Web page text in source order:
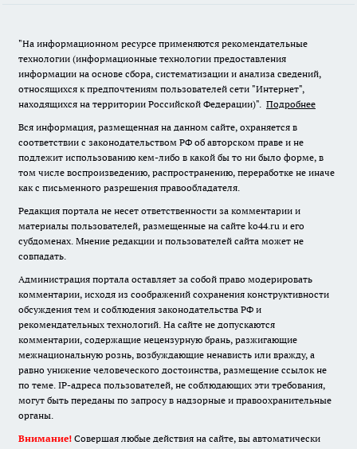
"На информационном ресурсе применяются рекомендательные
технологии (информационные технологии предоставления
информации на основе сбора, систематизации и анализа сведений,
относящихся к предпочтениям пользователей сети "Интернет",
находящихся на территории Российской Федерации)". Подробнее
Вся информация, размещенная на данном сайте, охраняется в
соответствии с законодательством РФ об авторском праве и не
подлежит использованию кем-либо в какой бы то ни было форме, в
том числе воспроизведению, распространению, переработке не иначе
как с письменного разрешения правообладателя.
Редакция портала не несет ответственности за комментарии и
материалы пользователей, размещенные на сайте ko44.ru и его
субдоменах. Мнение редакции и пользователей сайта может не
совпадать.
Администрация портала оставляет за собой право модерировать
комментарии, исходя из соображений сохранения конструктивности
обсуждения тем и соблюдения законодательства РФ и
рекомендательных технологий. На сайте не допускаются
комментарии, содержащие нецензурную брань, разжигающие
межнациональную рознь, возбуждающие ненависть или вражду, а
равно унижение человеческого достоинства, размещение ссылок не
по теме. IP-адреса пользователей, не соблюдающих эти требования,
могут быть переданы по запросу в надзорные и правоохранительные
органы.
Внимание! Совершая любые действия на сайте, вы автоматически